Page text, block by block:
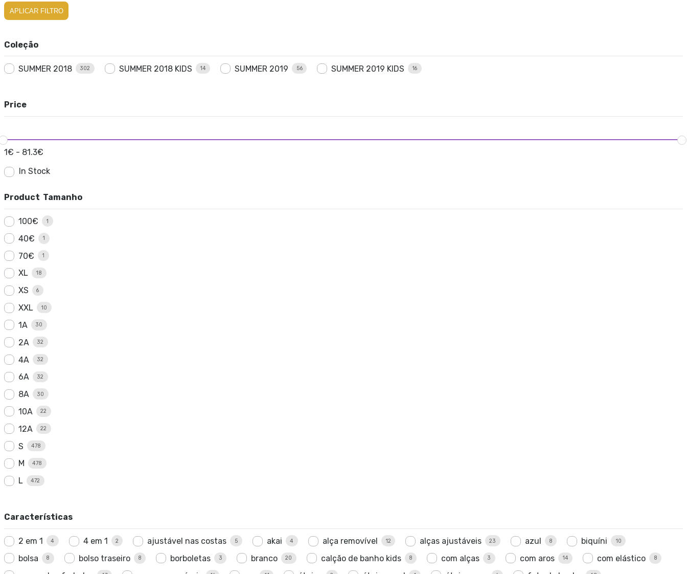
APLICAR FILTRO
Coleção
SUMMER 2018 302 SUMMER 2018 KIDS 14 SUMMER 2019 56 SUMMER 2019 KIDS 16
Price
1€ - 81.3€
In Stock
Product Tamanho
100€ 1
40€ 1
70€ 1
XL 18
XS 6
XXL 10
1A 30
2A 32
4A 32
6A 32
8A 30
10A 22
12A 22
S 478
M 478
L 472
Características
2 em 1 4 4 em 1 2 ajustável nas costas 5 akai 4 alça removível 12 alças ajustáveis 23 azul 8 biquíni 10
bolsa 8 bolso traseiro 8 borboletas 3 branco 20 calção de banho kids 8 com alças 3 com aros 14 com elástico 8